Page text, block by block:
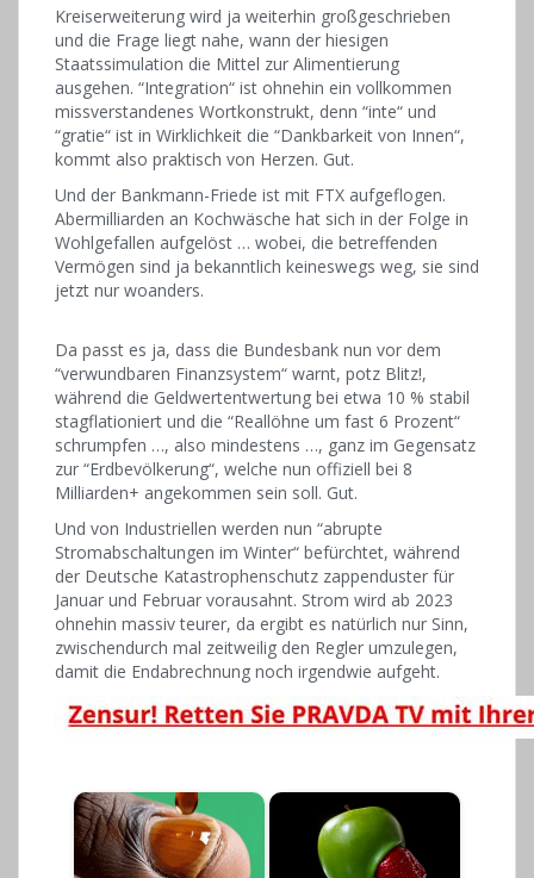
Kreiserweiterung wird ja weiterhin großgeschrieben
und die Frage liegt nahe, wann der hiesigen
Staatssimulation die Mittel zur Alimentierung
ausgehen. “Integration“ ist ohnehin ein vollkommen
missverstandenes Wortkonstrukt, denn “inte“ und
“gratie“ ist in Wirklichkeit die “Dankbarkeit von Innen“,
kommt also praktisch von Herzen. Gut.
Und der Bankmann-Friede ist mit FTX aufgeflogen.
Abermilliarden an Kochwäsche hat sich in der Folge in
Wohlgefallen aufgelöst … wobei, die betreffenden
Vermögen sind ja bekanntlich keineswegs weg, sie sind
jetzt nur woanders.
Da passt es ja, dass die Bundesbank nun vor dem
“verwundbaren Finanzsystem“ warnt, potz Blitz!,
während die Geldwertentwertung bei etwa 10 % stabil
stagflationiert und die “Reallöhne um fast 6 Prozent“
schrumpfen …, also mindestens …, ganz im Gegensatz
zur “Erdbevölkerung“, welche nun offiziell bei 8
Milliarden+ angekommen sein soll. Gut.
Und von Industriellen werden nun “abrupte
Stromabschaltungen im Winter“ befürchtet, während
der Deutsche Katastrophenschutz zappenduster für
Januar und Februar vorausahnt. Strom wird ab 2023
ohnehin massiv teurer, da ergibt es natürlich nur Sinn,
zwischendurch mal zeitweilig den Regler umzulegen,
damit die Endabrechnung noch irgendwie aufgeht.